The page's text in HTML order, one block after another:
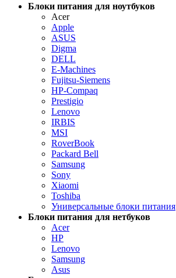
Блоки питания для ноутбуков
Acer
Apple
ASUS
Digma
DELL
E-Machines
Fujitsu-Siemens
HP-Compaq
Prestigio
Lenovo
IRBIS
MSI
RoverBook
Packard Bell
Samsung
Sony
Xiaomi
Toshiba
Универсальные блоки питания
Блоки питания для нетбуков
Acer
HP
Lenovo
Samsung
Asus